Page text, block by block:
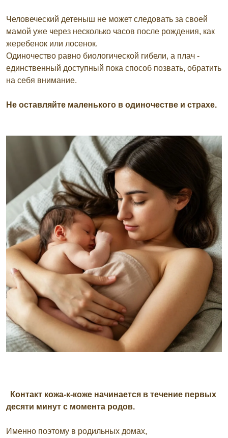
Человеческий детеныш не может следовать за своей
мамой уже через несколько часов после рождения, как
жеребенок или лосенок.
Одиночество равно биологической гибели, а плач -
единственный доступный пока способ позвать, обратить
на себя внимание.
Не оставляйте маленького в одиночестве и страхе.
Контакт кожа-к-коже начинается в течение первых
десяти минут с момента родов.
Именно поэтому в родильных домах,